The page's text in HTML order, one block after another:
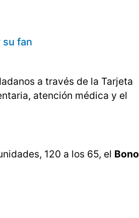
su fan
a través de la Tarjeta
atención médica y el
120 a los 65, el Bono